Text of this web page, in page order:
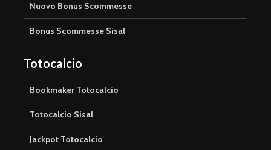
Nuovo Bonus Scommesse
Bonus Scommesse Sisal
Totocalcio
Bookmaker Totocalcio
Totocalcio Sisal
Jackpot Totocalcio